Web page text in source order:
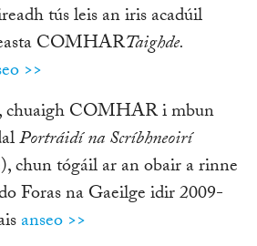
tús leis an iris acadúil
COMHARTaighde.
>>
chuaigh COMHAR i mbun
Portráidí na Scríbhneoirí
chun tógáil ar an obair a rinne
Foras na Gaeilge idir 2009-
anseo >>